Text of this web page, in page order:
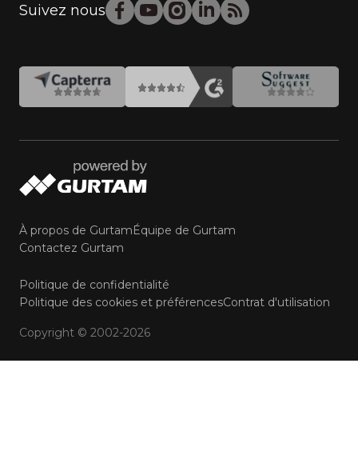
Suivez nous
À propos de GurtamÉquipe de Gurtam
Contactez Gurtam
Politique de confidentialité
Politique des cookies et préférencesContrat d'utilisation
Copyright © 2002-2026